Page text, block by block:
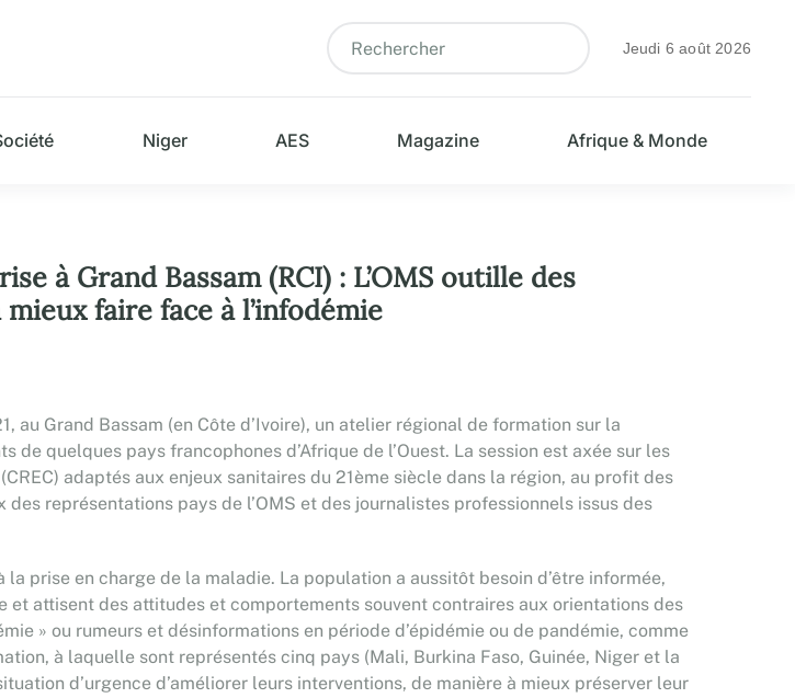
Jeudi 6 août 2026
Niger AES Magazine Afrique & Monde
à Grand Bassam (RCI) : L’OMS outille des
faire face à l’infodémie
au Grand Bassam (en Côte d’Ivoire), un atelier régional de formation sur la
quelques pays francophones d’Afrique de l’Ouest. La session est axée sur les
adaptés aux enjeux sanitaires du 21ème siècle dans la région, au profit des
représentations pays de l’OMS et des journalistes professionnels issus des
prise en charge de la maladie. La population a aussitôt besoin d’être informée,
et attisent des attitudes et comportements souvent contraires aux orientations des
» ou rumeurs et désinformations en période d’épidémie ou de pandémie, comme
à laquelle sont représentés cinq pays (Mali, Burkina Faso, Guinée, Niger et la
d’urgence d’améliorer leurs interventions, de manière à mieux préserver leur